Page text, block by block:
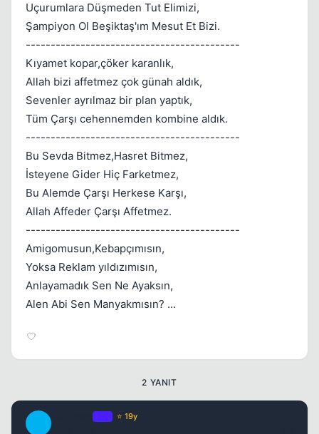
Uçurumlara Düşmeden Tut Elimizi,
Şampiyon Ol Beşiktaş'ım Mesut Et Bizi.
-------------------------------------------
Kıyamet kopar,çöker karanlık,
Allah bizi affetmez çok günah aldık,
Sevenler ayrılmaz bir plan yaptık,
Tüm Çarşı cehennemden kombine aldık.
-------------------------------------------
Bu Sevda Bitmez,Hasret Bitmez,
İsteyene Gider Hiç Farketmez,
Bu Alemde Çarşı Herkese Karşı,
Allah Affeder Çarşı Affetmez.
-------------------------------------------
Amigomusun,Kebapçımısın,
Yoksa Reklam yıldızımısın,
Anlayamadık Sen Ne Ayaksın,
Alen Abi Sen Manyakmısın? ...
2 YANIT
⭐ 19y